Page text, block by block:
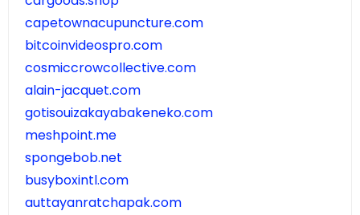
capetownacupuncture.com
bitcoinvideospro.com
cosmiccrowcollective.com
alain-jacquet.com
gotisouizakayabakeneko.com
meshpoint.me
spongebob.net
busyboxintl.com
auttayanratchapak.com